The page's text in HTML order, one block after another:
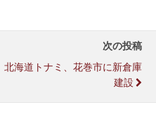
次の投稿
北海道トナミ、花巻市に新倉庫
建設